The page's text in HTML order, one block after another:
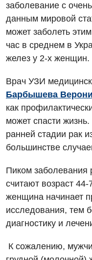
заболевание с
данным мировой
может заболеть
час в среднем в
желез у 2-х женщин.
Врач УЗИ
Барбышева
как
может спасти
ранней стадии рак
большинстве
Пиком заболевания
считают возраст
женщина начинает
исследования, тем
диагностику и
К сожалению,